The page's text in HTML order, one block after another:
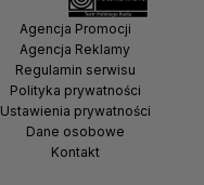
Agencja Promocji
Agencja Reklamy
Regulamin serwisu
Polityka prywatności
Ustawienia prywatności
Dane osobowe
Kontakt